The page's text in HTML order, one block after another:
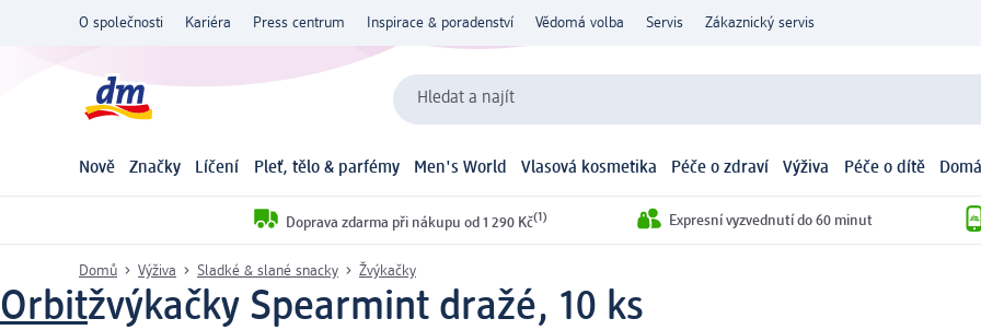
O společnosti Kariéra Press centrum Inspirace & poradenství Vědomá volba Servis Zákaznický servis
Hledat a najít
Nově Značky Líčení Pleť, tělo & parfémy Men's World Vlasová kosmetika Péče o zdraví Výživa Péče o dítě
Doprava zdarma při nákupu od 1 290 Kč(1) Expresní vyzvednutí do 60 minut
Domů Výživa Sladké & slané snacky Žvýkačky
Orbitžvýkačky Spearmint dražé, 10 ks